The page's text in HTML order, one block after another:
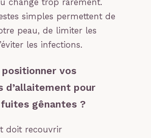
changé trop rarement.
simples permettent de
peau, de limiter les
les infections.
vos
d’allaitement pour
gênantes ?
doit recouvrir